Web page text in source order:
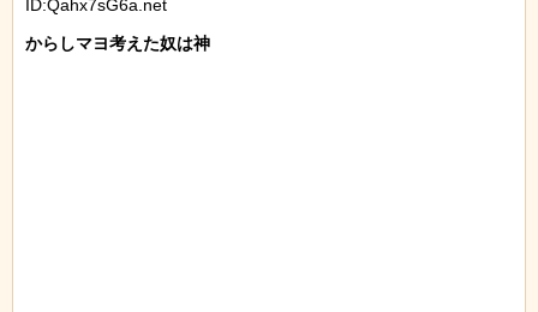
ID:Qahx7sG6a.net
からしマヨ考えた奴は神